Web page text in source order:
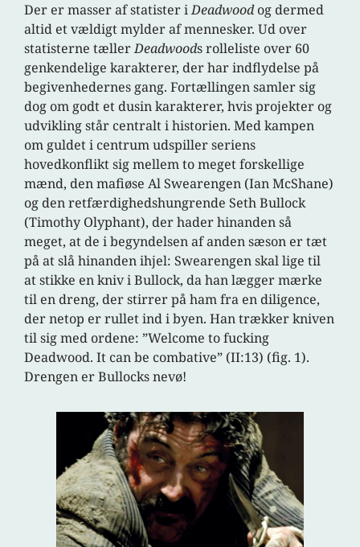
Der er masser af statister iDeadwoodog dermed
altid et vældigt mylder af mennesker. Ud over
statisterne tællerDeadwoods rolleliste over 60
genkendelige karakterer, der har indflydelse på
begivenhedernes gang. Fortællingen samler sig
dog om godt et dusin karakterer, hvis projekter og
udvikling står centralt i historien. Med kampen
om guldet i centrum udspiller seriens
hovedkonflikt sig mellem to meget forskellige
mænd, den mafiøse Al Swearengen (Ian McShane)
og den retfærdighedshungrende Seth Bullock
(Timothy Olyphant), der hader hinanden så
meget, at de i begyndelsen af anden sæson er tæt
på at slå hinanden ihjel: Swearengen skal lige til
at stikke en kniv i Bullock, da han lægger mærke
til en dreng, der stirrer på ham fra en diligence,
der netop er rullet ind i byen. Han trækker kniven
til sig med ordene: ”Welcome to fucking
Deadwood. It can be combative” (II:13) (fig. 1).
Drengen er Bullocks nevø!